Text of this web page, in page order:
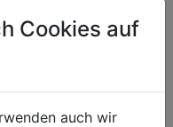
Cookies auf
auch wir